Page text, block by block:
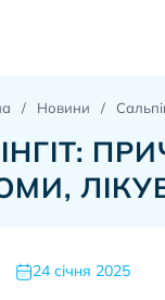
Новини
24 січня 2025